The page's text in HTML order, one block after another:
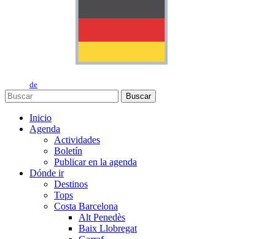
de
Buscar
Inicio
Agenda
Actividades
Boletín
Publicar en la agenda
Dónde ir
Destinos
Tops
Costa Barcelona
Alt Penedès
Baix Llobregat